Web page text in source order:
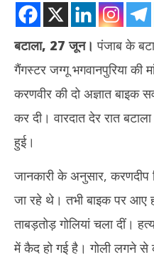
पंजाब में डबल मर्डर: गैंगस्टर जग्गू
मारकर हत्या, इलाके में हड़कंप
June
27,
2025
बटाला, 27 जून। पंजाब के
गैंगस्टर जग्गू भगवानपुरिया की
करणवीर की दो अज्ञात बाइक
कर दी। वारदात देर रात
हुई।
जानकारी के अनुसार, करणदीप
जा रहे थे। तभी बाइक पर आए
ताबड़तोड़ गोलियां चला दीं।
में कैद हो गई है। गोली लगने से